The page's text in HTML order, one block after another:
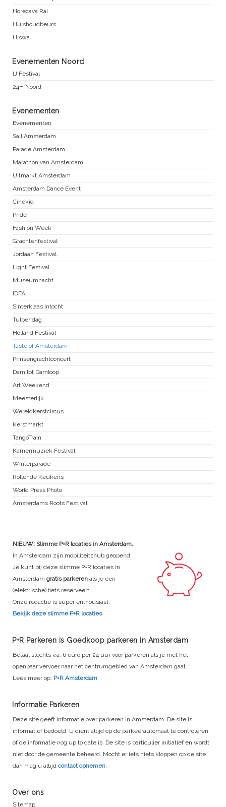
Horecava Rai
Huishoudbeurs
Hiswa
Evenementen Noord
IJ Festival
24H Noord
Evenementen
Evenementen
Sail Amsterdam
Parade Amsterdam
Marathon van Amsterdam
Uitmarkt Amsterdam
Amsterdam Dance Event
Cinekid
Pride
Fashion Week
Grachtenfestival
Jordaan Festival
Light Festival
Museumnacht
IDFA
Sinterklaas Intocht
Tulpendag
Holland Festival
Taste of Amsterdam
Prinsengrachtconcert
Dam tot Damloop
Art Weekend
Meesterlijk
Wereldkerstcircus
Kerstmarkt
TangoTrain
Kamermuziek Festival
Winterparade
Rollende Keukens
World Press Photo
Amsterdams Roots Festival
NIEUW: Slimme P+R locaties in Amsterdam.
In Amsterdam zijn mobiliteitshub geopend.
Je kunt bij deze slimme P+R locaties in
Amsterdam gratis parkeren als je een
(elektrische) fiets reserveert.
Onze redactie is super enthousiast.
Bekijk deze slimme P+R locaties
P+R Parkeren is Goedkoop parkeren in Amsterdam
Betaal slechts v.a. 6 euro per 24 uur voor parkeren als je met het
openbaar vervoer naar het centrumgebied van Amsterdam gaat.
Lees meer op: P+R Amsterdam
Informatie Parkeren
Deze site geeft informatie over parkeren in Amsterdam. De site is
informatief bedoeld. U dient altijd op de parkeerautomaat te controleren
of de informatie nog up to date is. De site is particulier initiatief en wordt
niet door de gemeente beheerd. Mocht er iets niets kloppen op de site
dan mag u altijd contact opnemen
Over ons
Sitemap